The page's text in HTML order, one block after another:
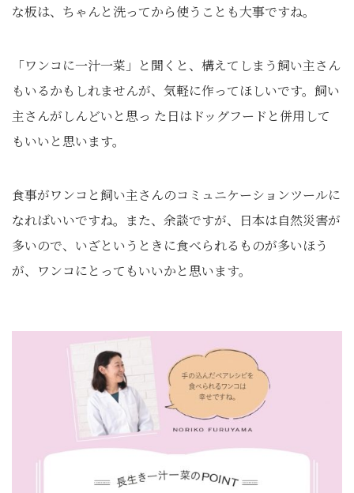
な板は、ちゃんと洗ってから使うことも大事ですね。
「ワンコに一汁一菜」と聞くと、構えてしまう飼い主さん
もいるかもしれませんが、気軽に作ってほしいです。飼い
主さんがしんどいと思っ た日はドッグフードと併用して
もいいと思います。
食事がワンコと飼い主さんのコミュニケーションツールに
なればいいですね。また、余談ですが、日本は自然災害が
多いので、いざというときに食べられるものが多いほう
が、ワンコにとってもいいかと思います。